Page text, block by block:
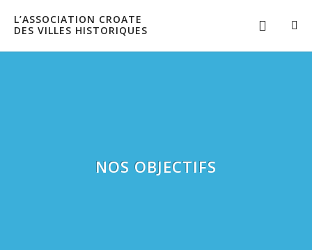
L’ASSOCIATION CROATE
DES VILLES HISTORIQUES
NOS OBJECTIFS